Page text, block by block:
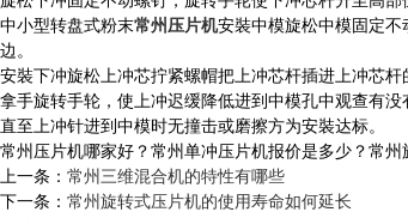
中小型转盘式粉末常州压片机安裝中模旋松中模固定
边。
安裝下冲旋松上冲芯拧紧螺帽把上冲芯杆插进上冲芯
拿手旋转手轮，使上冲迟缓降低进到中模孔中观查有
直至上冲针进到中模时无撞击或磨擦方为安裝达标。
常州压片机哪家好？常州单冲压片机报价是多少？常
上一条： 常州三维混合机的特性有哪些
下一条： 常州旋转式压片机的使用寿命如何延长